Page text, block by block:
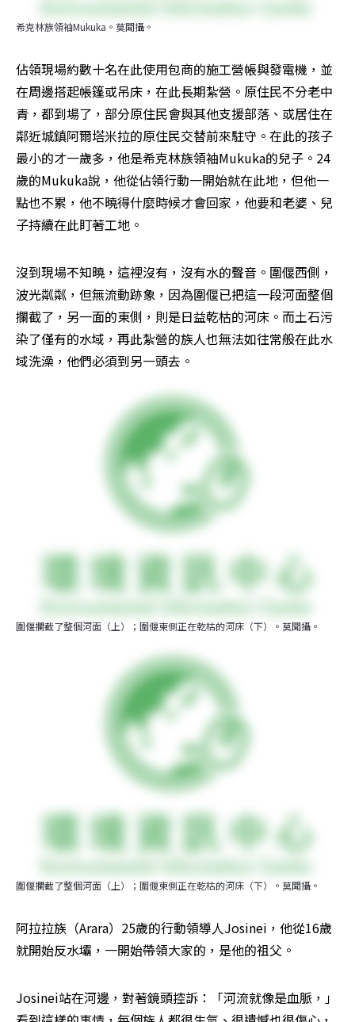
希克林族領袖Mukuka。莫聞攝。
佔領現場約數十名在此使用包商的施工營帳與發電機，並
在周邊搭起帳篷或吊床，在此長期紮營。原住民不分老中
青，都到場了，部分原住民會與其他支援部落、或居住在
鄰近城鎮阿爾塔米拉的原住民交替前來駐守。在此的孩子
最小的才一歲多，他是希克林族領袖Mukuka的兒子。24
歲的Mukuka說，他從佔領行動一開始就在此地，但他一
點也不累，他不曉得什麼時候才會回家，他要和老婆、兒
子持續在此盯著工地。
沒到現場不知曉，這裡沒有，沒有水的聲音。圍偃西側，
波光粼粼，但無流動跡象，因為圍偃已把這一段河面整個
攔截了，另一面的東側，則是日益乾枯的河床。而土石污
染了僅有的水域，再此紮營的族人也無法如往常般在此水
域洗澡，他們必須到另一頭去。
圍偃攔截了整個河面（上）；圍偃東側正在乾枯的河床（下）。莫聞攝。
圍偃攔截了整個河面（上）；圍偃東側正在乾枯的河床（下）。莫聞攝。
阿拉拉族（Arara）25歲的行動領導人Josinei，他從16歲
就開始反水壩，一開始帶領大家的，是他的祖父。
Josinei站在河邊，對著鏡頭控訴：「河流就像是血脈，」